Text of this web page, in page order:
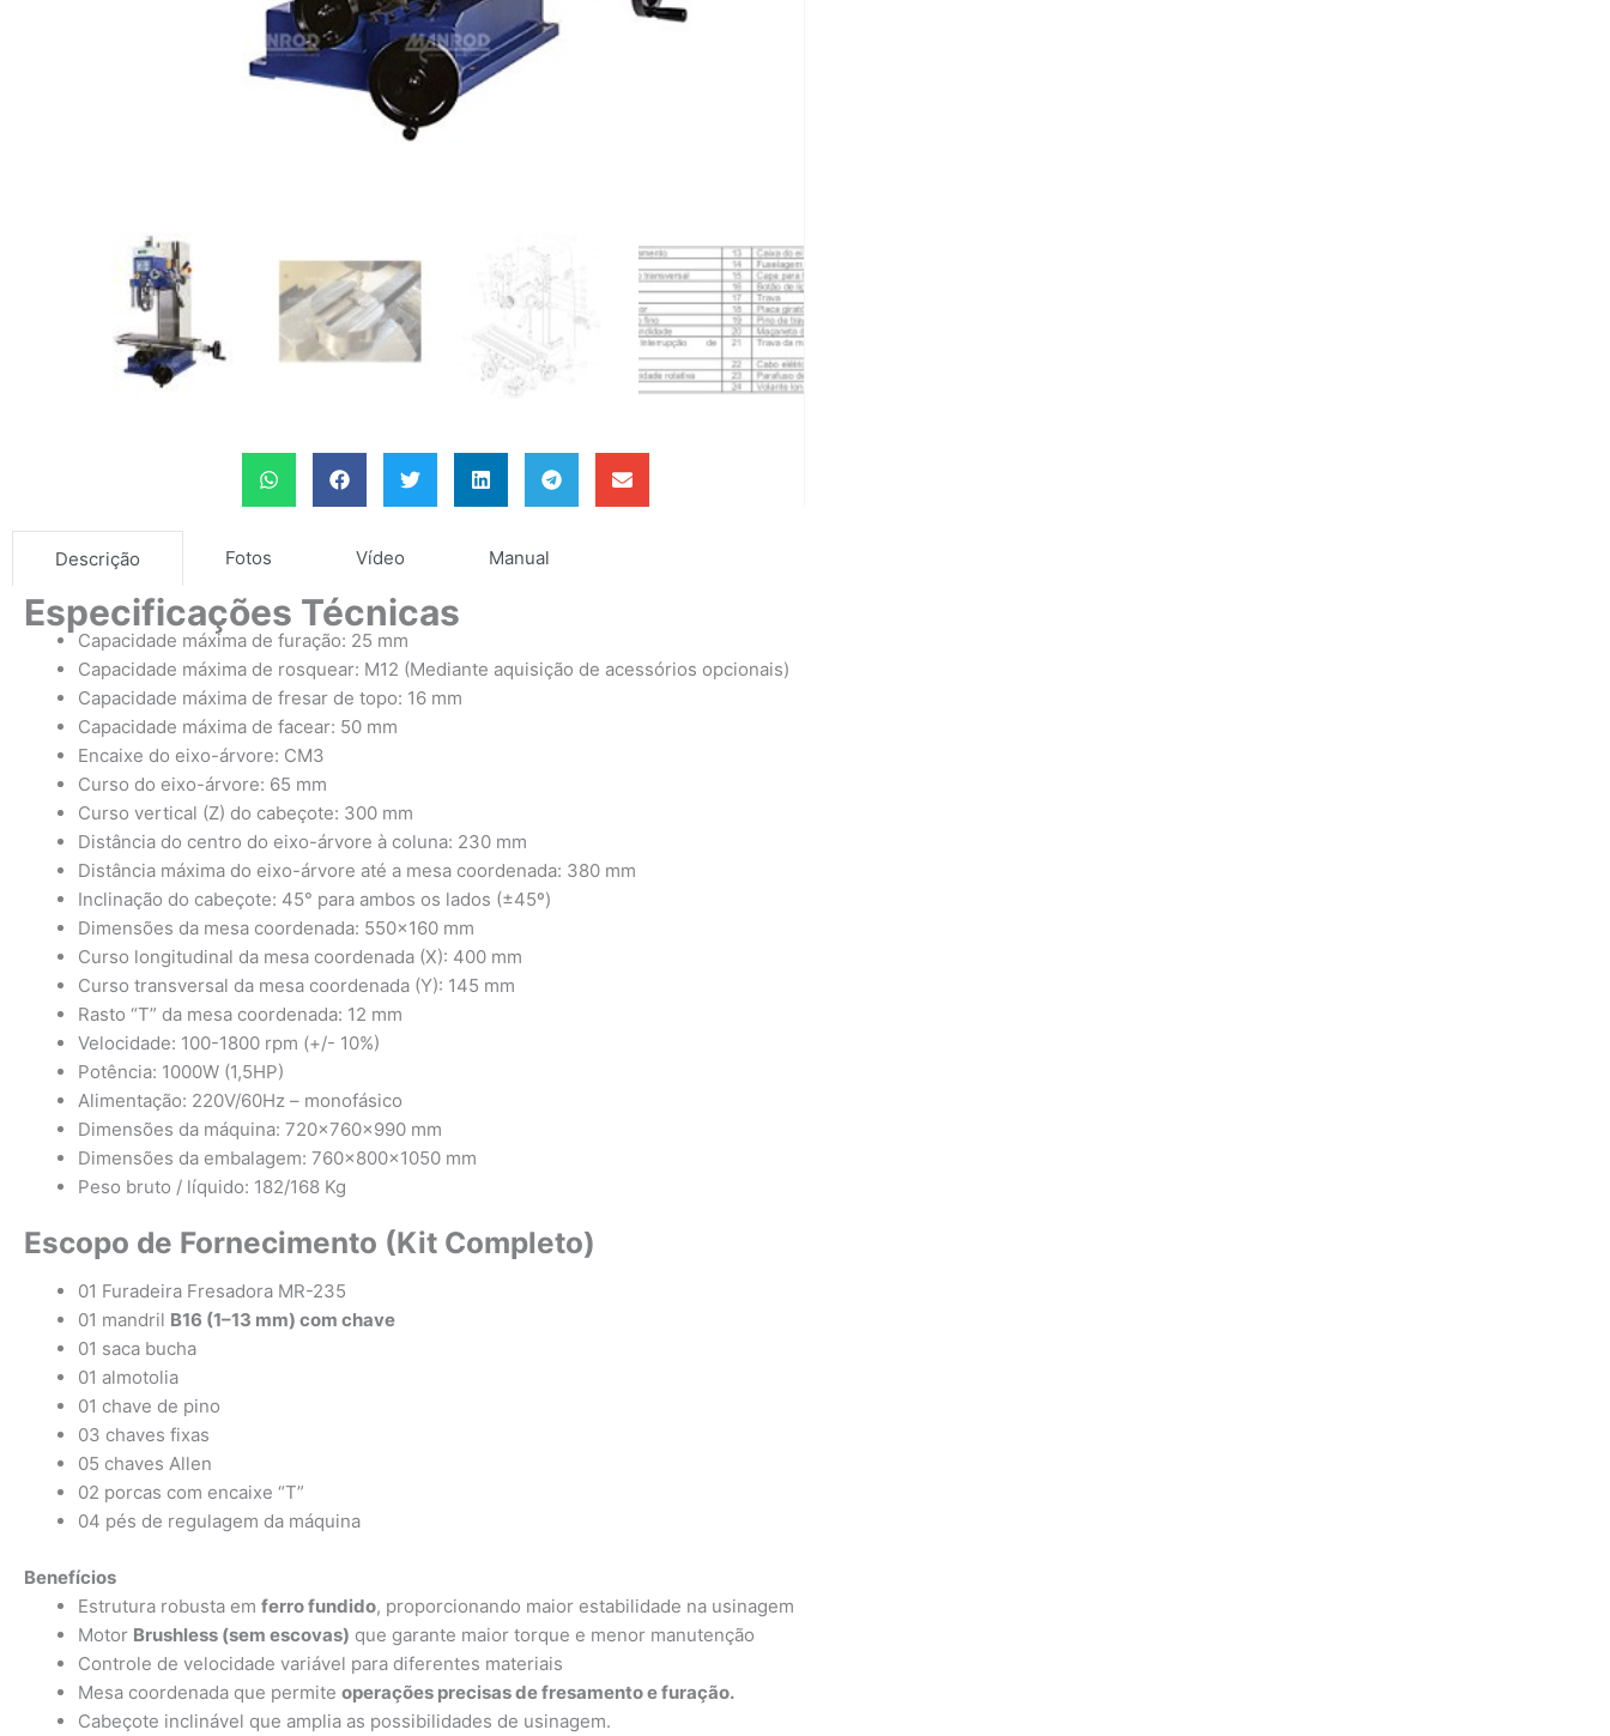
Descrição Fotos Vídeo Manual
Especificações Técnicas
Capacidade máxima de furação: 25 mm
Capacidade máxima de rosquear: M12 (Mediante aquisição de acessórios opcionais)
Capacidade máxima de fresar de topo: 16 mm
Capacidade máxima de facear: 50 mm
Encaixe do eixo-árvore: CM3
Curso do eixo-árvore: 65 mm
Curso vertical (Z) do cabeçote: 300 mm
Distância do centro do eixo-árvore à coluna: 230 mm
Distância máxima do eixo-árvore até a mesa coordenada: 380 mm
Inclinação do cabeçote: 45° para ambos os lados (±45º)
Dimensões da mesa coordenada: 550×160 mm
Curso longitudinal da mesa coordenada (X): 400 mm
Curso transversal da mesa coordenada (Y): 145 mm
Rasto “T” da mesa coordenada: 12 mm
Velocidade: 100-1800 rpm (+/- 10%)
Potência: 1000W (1,5HP)
Alimentação: 220V/60Hz – monofásico
Dimensões da máquina: 720x760x990 mm
Dimensões da embalagem: 760x800x1050 mm
Peso bruto / líquido: 182/168 Kg
Escopo de Fornecimento (Kit Completo)
01 Furadeira Fresadora MR-235
01 mandril B16 (1–13 mm) com chave
01 saca bucha
01 almotolia
01 chave de pino
03 chaves fixas
05 chaves Allen
02 porcas com encaixe “T”
04 pés de regulagem da máquina
Benefícios
Estrutura robusta em ferro fundido, proporcionando maior estabilidade na usinagem
Motor Brushless (sem escovas) que garante maior torque e menor manutenção
Controle de velocidade variável para diferentes materiais
Mesa coordenada que permite operações precisas de fresamento e furação.
Cabeçote inclinável que amplia as possibilidades de usinagem.